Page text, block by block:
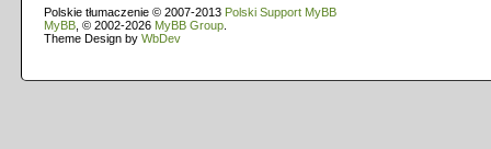
Polskie tłumaczenie © 2007-2013 Polski Support MyBB
MyBB , © 2002-2026 MyBB Group
Theme Design by WbDev